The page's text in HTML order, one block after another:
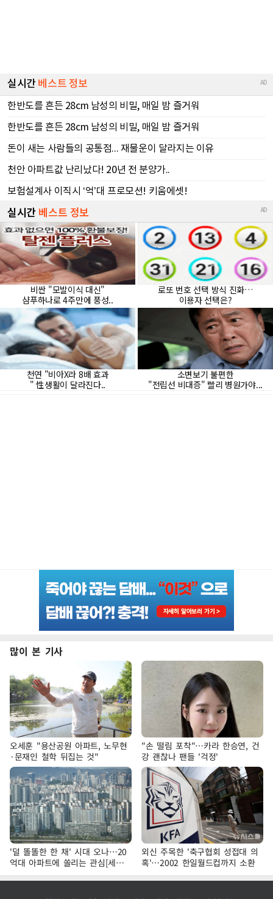
많이 본 기사
오세훈 "용산공원 아파트, 노무현
·문재인 철학 뒤집는 것"
"손 떨림 포착"…카라 한승연, 건
강 괜찮나 팬들 '걱정'
'덜 똘똘한 한 채' 시대 오나…20
억대 아파트에 쏠리는 관심[세제
개편, 그 이후②]
외신 주목한 '축구협회 성접대 의
혹'…2002 한일월드컵까지 소환